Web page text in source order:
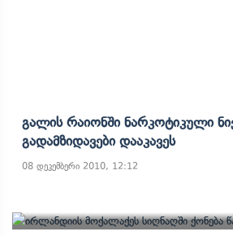
Გალის Რაიონში Ნარკოტიკული
Გადამზიდავები Დააკავეს
08 დეკემბერი 2010, 12:12